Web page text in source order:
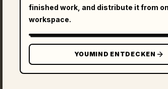
finished work, and distribute it from
workspace.
YOUMIND ENTDECKEN